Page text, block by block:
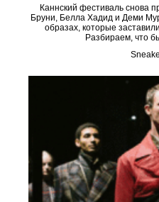
Каннский фестиваль снова
Бруни, Белла Хадид и Деми
образах, которые
Разбираем, что